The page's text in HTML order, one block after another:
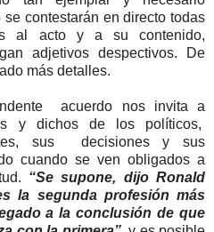
contestarán en directo todas
al acto y a su contenido,
adjetivos despectivos. De
más detalles.
acuerdo nos invita a
y dichos de los políticos,
sus decisiones y sus
cuando se ven obligados a
“Se supone, dijo Ronald
la segunda profesión más
a la conclusión de que